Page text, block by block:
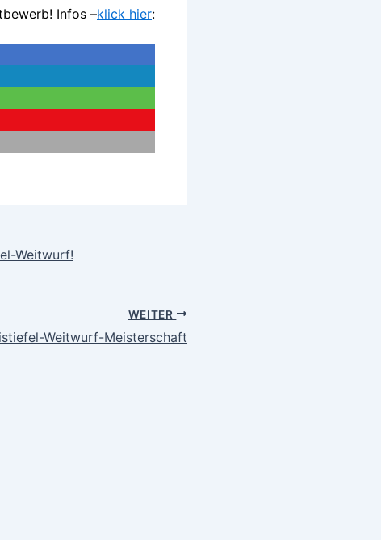
Infos –klick hier:
Weitwurf!
WEITER
Weitwurf-Meisterschaft